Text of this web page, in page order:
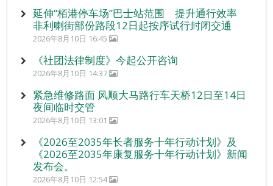
延伸“栢港停车场”巴士站范围 提升通行效率
非利喇街部份路段12日起按序试行封闭交通
2026年8月10日 16:45
《社团法律制度》今起公开咨询
2026年8月10日 14:37
紧急维修路面 风顺大马路行车天桥12日至14日
夜间临时交管
2026年8月10日 13:01
《2026至2035年长者服务十年行动计划》及
《2026至2035年康复服务十年行动计划》新闻
发布会。
2026年8月10日 12:54